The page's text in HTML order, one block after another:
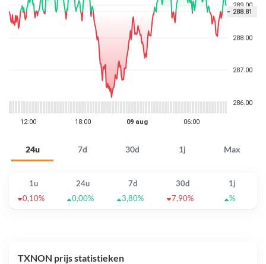
24u 7d 30d 1j Max
1u 24u 7d 30d
1j
0,10%
0,00% 3,80% 7,90% %
TXNON prijs statistieken